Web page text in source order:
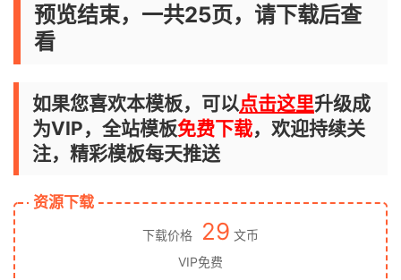
预览结束，一共25页，请下载后查
看
如果您喜欢本模板，可以点击这里升级成
为VIP，全站模板免费下载，欢迎持续关
注，精彩模板每天推送
资源下载
下载价格 29 文币
VIP免费